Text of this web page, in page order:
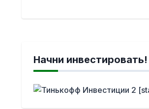
Начни инвестировать!